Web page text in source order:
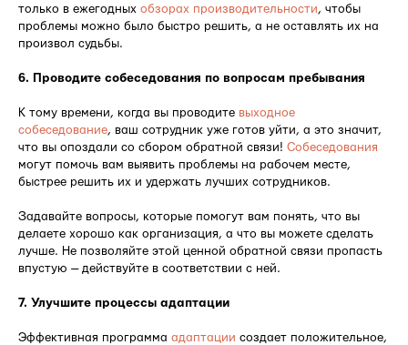
только в ежегодных обзорах производительности, чтобы
проблемы можно было быстро решить, а не оставлять их на
произвол судьбы.
6. Проводите собеседования по вопросам пребывания
К тому времени, когда вы проводите выходное
собеседование, ваш сотрудник уже готов уйти, а это значит,
что вы опоздали со сбором обратной связи! Собеседования
могут помочь вам выявить проблемы на рабочем месте,
быстрее решить их и удержать лучших сотрудников.
Задавайте вопросы, которые помогут вам понять, что вы
делаете хорошо как организация, а что вы можете сделать
лучше. Не позволяйте этой ценной обратной связи пропасть
впустую — действуйте в соответствии с ней.
7. Улучшите процессы адаптации
Эффективная программа адаптации создает положительное,